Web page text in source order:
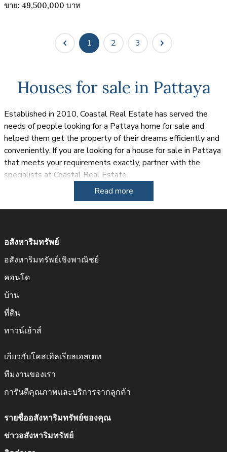
ขาย: 49,500,000 บาท
1 2 3
Houses for sale in Pattaya
Established in 2010, Coastal Real Estate has served the
needs of people looking for a Pattaya home for sale and
helped them get the property of their dreams efficiently and
conveniently. If you are looking for a house for sale in Pattaya
that meets your requirements exactly, partner with the
specialists at Coastal Real Estate.
The sun drenched tropical paradise of Thailand has been
popular for both expats and tourists for a number of years
finding houses for sale in Pattaya, Thailand is relatively easy,
finding an experienced real estate specialist you can put your
Although Thailand is a beautiful country with property
markets in the number of localities, Pattaya represents the
Pattaya, Thailand, which is in the right location and at the
searches the market to find the right property on your behalf.
Regardless of whether you’re looking for a beachside luxury
house for sale in Pattaya, a house in the centre of the city or
somewhere a bit more rural on the outskirts, we can deliver.
Although the properties in and around Pattaya are well
Read more
อสังหาริมทรัพย์
อสังหาริมทรัพย์เชิงพาณิชย์
คอนโด
บ้าน
ที่ดิน
ทาวน์เฮ้าส์
เกียวกับโคสเทิลเรียลเอสเตท
ทีมงานของเรา
การันตีคุณภาพและบริการจากลูกค้า
รายชื่ออสังหาริมทรัพย์ของคุณ
ข่าวอสังหาริมทรัพย์